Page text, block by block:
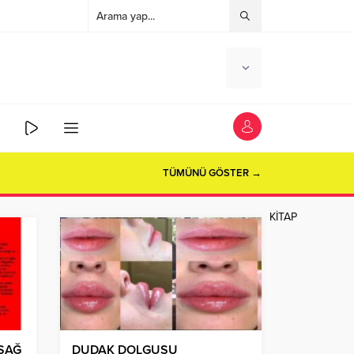
TÜMÜNÜ GÖSTER →
KİTAP
DUDAK DOLGUSU